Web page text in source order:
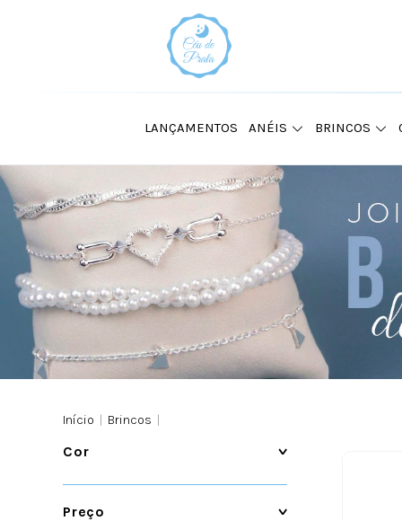
LANÇAMENTOS ANÉIS BRINCOS
Início | Brincos |
Cor
Preço